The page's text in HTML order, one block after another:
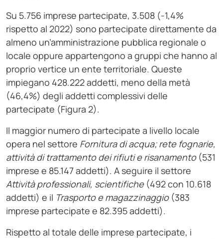
Su 5.756 imprese partecipate, 3.508 (-1,4%
rispetto al 2022) sono partecipate direttamente da
almeno un’amministrazione pubblica regionale o
locale oppure appartengono a gruppi che hanno al
proprio vertice un ente territoriale. Queste
impiegano 428.222 addetti, meno della metà
(46,4%) degli addetti complessivi delle
partecipate (Figura 2).
Il maggior numero di partecipate a livello locale
opera nel settore Fornitura di acqua; rete fognarie,
attività di trattamento dei rifiuti e risanamento(531
imprese e 85.147 addetti). A seguire il settore
Attività professionali, scientifiche (492 con 10.618
addetti) e il Trasporto e magazzinaggio(383
imprese partecipate e 82.395 addetti).
Rispetto al totale delle imprese partecipate, i